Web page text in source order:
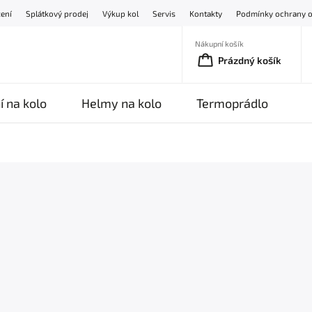
Splátkový prodej Výkup kol Servis Kontakty Podmínky ochrany
Nákupní košík
Prázdný košík
na kolo Helmy na kolo Termoprádlo